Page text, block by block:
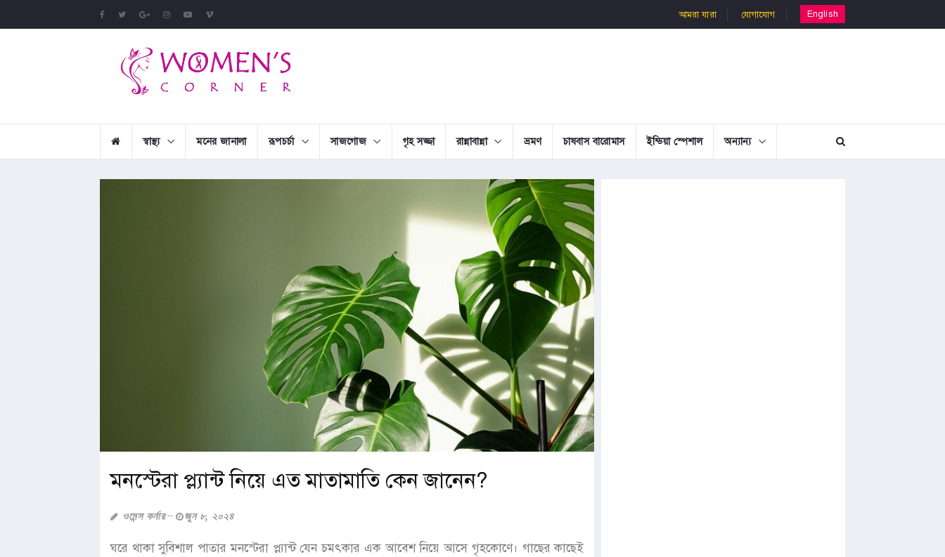
আমরা যারা যোগাযোগ English
স্বাস্থ্য মনের জানালা রূপচর্চা সাজগোজ গৃহ সজ্জা রান্নাবান্না ভ্রমণ চাষবাস বারোমাস ইন্ডিয়া স্পেশাল অন্যান্য
মনস্টেরা প্ল্যান্ট নিয়ে এত মাতামাতি কেন জানেন?
ওমেন্স কর্নার জুন ৮, ২০২৪
ঘরে থাকা সুবিশাল পাতার মনস্টেরা প্ল্যান্ট যেন চমৎকার এক আবেশ নিয়ে আসে গৃহকোণে। গাছের কাছেই